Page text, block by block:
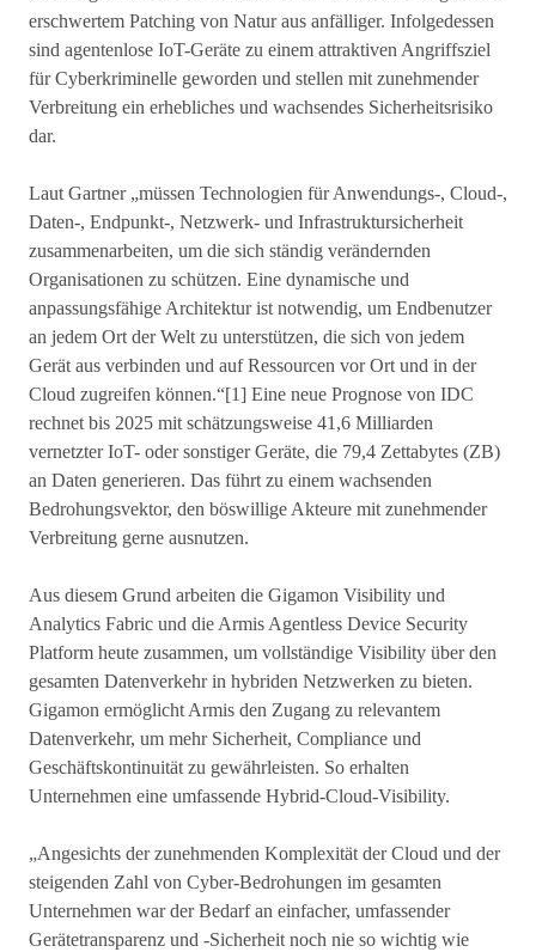
erschwertem Patching von Natur aus anfälliger. Infolgedessen
sind agentenlose IoT-Geräte zu einem attraktiven Angriffsziel
für Cyberkriminelle geworden und stellen mit zunehmender
Verbreitung ein erhebliches und wachsendes Sicherheitsrisiko
dar.
Laut Gartner „müssen Technologien für Anwendungs-, Cloud-,
Daten-, Endpunkt-, Netzwerk- und Infrastruktursicherheit
zusammenarbeiten, um die sich ständig verändernden
Organisationen zu schützen. Eine dynamische und
anpassungsfähige Architektur ist notwendig, um Endbenutzer
an jedem Ort der Welt zu unterstützen, die sich von jedem
Gerät aus verbinden und auf Ressourcen vor Ort und in der
Cloud zugreifen können.“[1] Eine neue Prognose von IDC
rechnet bis 2025 mit schätzungsweise 41,6 Milliarden
vernetzter IoT- oder sonstiger Geräte, die 79,4 Zettabytes (ZB)
an Daten generieren. Das führt zu einem wachsenden
Bedrohungsvektor, den böswillige Akteure mit zunehmender
Verbreitung gerne ausnutzen.
Aus diesem Grund arbeiten die Gigamon Visibility und
Analytics Fabric und die Armis Agentless Device Security
Platform heute zusammen, um vollständige Visibility über den
gesamten Datenverkehr in hybriden Netzwerken zu bieten.
Gigamon ermöglicht Armis den Zugang zu relevantem
Datenverkehr, um mehr Sicherheit, Compliance und
Geschäftskontinuität zu gewährleisten. So erhalten
Unternehmen eine umfassende Hybrid-Cloud-Visibility.
„Angesichts der zunehmenden Komplexität der Cloud und der
steigenden Zahl von Cyber-Bedrohungen im gesamten
Unternehmen war der Bedarf an einfacher, umfassender
Gerätetransparenz und -Sicherheit noch nie so wichtig wie